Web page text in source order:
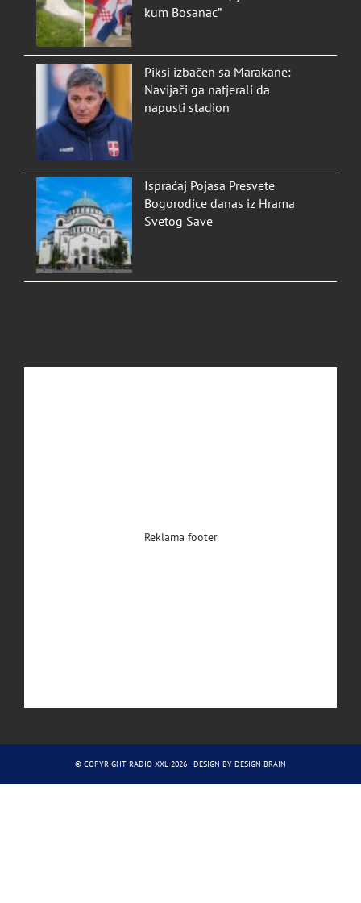
kum Bosanac”
Piksi izbačen sa Marakane:
Navijači ga natjerali da
napusti stadion
Ispraćaj Pojasa Presvete
Bogorodice danas iz Hrama
Svetog Save
Reklama footer
© COPYRIGHT RADIO-XXL 2026 - DESIGN BY DESIGN BRAIN